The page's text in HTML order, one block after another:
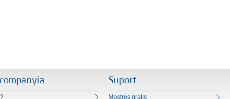
Suport
Mostres gratis